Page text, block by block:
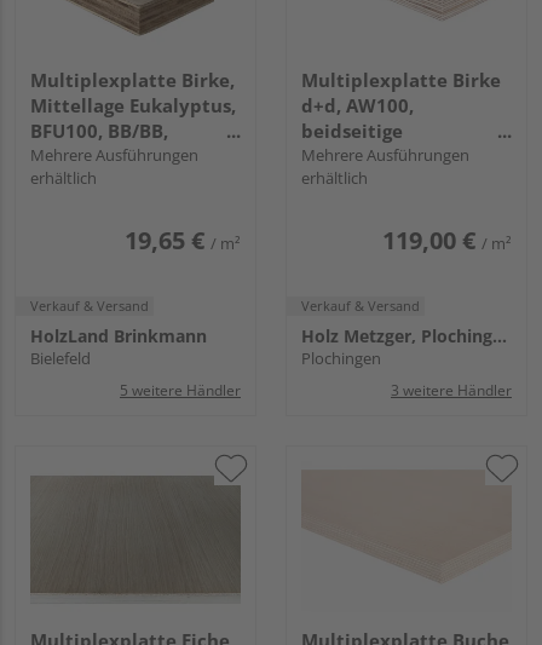
Multiplexplatte Birke,
Mittellage Eukalyptus,
BFU100, BB/BB,
längsfurniert
Mehrere Ausführungen
erhältlich
19,65 € / m²
Verkauf & Versand
HolzLand Brinkmann
Bielefeld
5 weitere Händler
Multiplexplatte Birke
d+d, AW100,
beidseitige
weiß
Mehrere Ausführungen
erhältlich
119,00 € / m²
Verkauf & Versand
Holz Metzger, Plochingen
Plochingen
3 weitere Händler